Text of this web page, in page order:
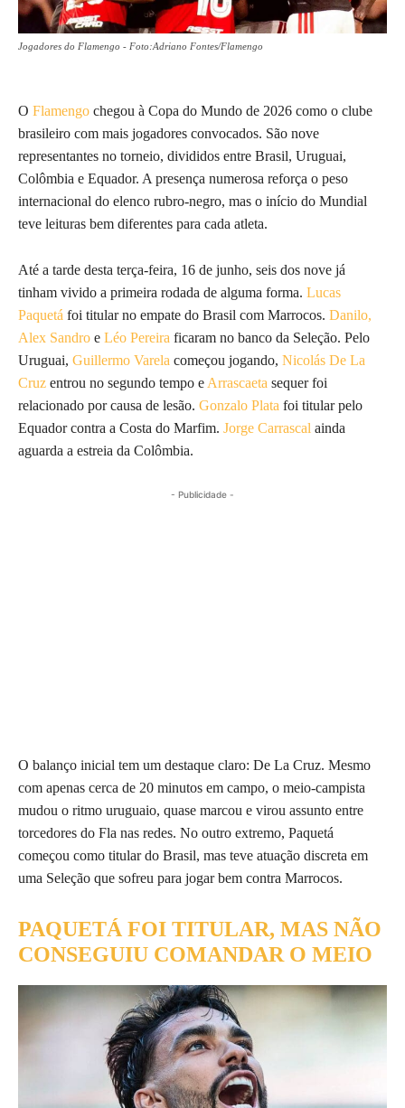
Jogadores do Flamengo - Foto:Adriano Fontes/Flamengo
O Flamengo chegou à Copa do Mundo de 2026 como o clube
brasileiro com mais jogadores convocados. São nove
representantes no torneio, divididos entre Brasil, Uruguai,
Colômbia e Equador. A presença numerosa reforça o peso
internacional do elenco rubro-negro, mas o início do Mundial
teve leituras bem diferentes para cada atleta.
Até a tarde desta terça-feira, 16 de junho, seis dos nove já
tinham vivido a primeira rodada de alguma forma. Lucas
Paquetá foi titular no empate do Brasil com Marrocos. Danilo,
Alex Sandro e Léo Pereira ficaram no banco da Seleção. Pelo
Uruguai, Guillermo Varela começou jogando, Nicolás De La
Cruz entrou no segundo tempo e Arrascaeta sequer foi
relacionado por causa de lesão. Gonzalo Plata foi titular pelo
Equador contra a Costa do Marfim. Jorge Carrascal ainda
aguarda a estreia da Colômbia.
- Publicidade -
O balanço inicial tem um destaque claro: De La Cruz. Mesmo
com apenas cerca de 20 minutos em campo, o meio-campista
mudou o ritmo uruguaio, quase marcou e virou assunto entre
torcedores do Fla nas redes. No outro extremo, Paquetá
começou como titular do Brasil, mas teve atuação discreta em
uma Seleção que sofreu para jogar bem contra Marrocos.
PAQUETÁ FOI TITULAR, MAS NÃO
CONSEGUIU COMANDAR O MEIO